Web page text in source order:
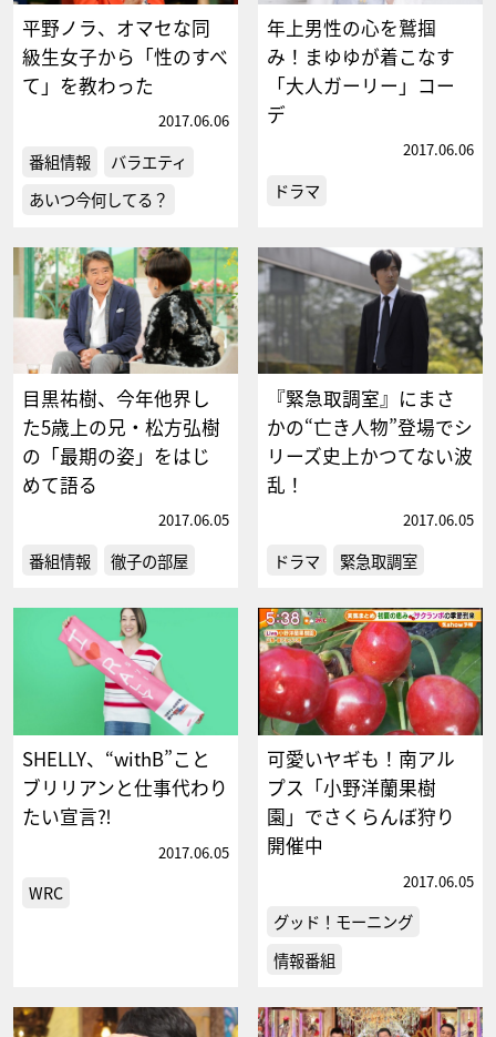
平野ノラ、オマセな同
級生女子から「性のすべ
て」を教わった
2017.06.06
番組情報
バラエティ
あいつ今何してる？
年上男性の心を鷲掴
み！まゆゆが着こなす
「大人ガーリー」コー
デ
2017.06.06
ドラマ
目黒祐樹、今年他界し
た5歳上の兄・松方弘樹
の「最期の姿」をはじ
めて語る
2017.06.05
番組情報 徹子の部屋
『緊急取調室』にまさ
かの“亡き人物”登場でシ
リーズ史上かつてない波
乱！
2017.06.05
ドラマ 緊急取調室
SHELLY、“withB”こと
ブリリアンと仕事代わり
たい宣言⁈
2017.06.05
WRC
可愛いヤギも！南アル
プス「小野洋蘭果樹
園」でさくらんぼ狩り
開催中
2017.06.05
グッド！モーニング
情報番組